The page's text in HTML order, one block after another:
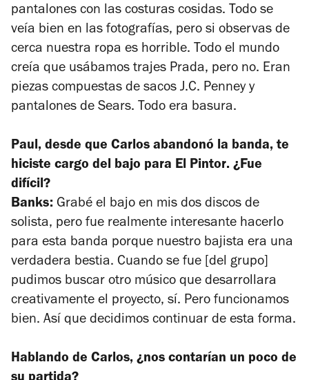
pantalones con las costuras cosidas. Todo se
veía bien en las fotografías, pero si observas de
cerca nuestra ropa es horrible. Todo el mundo
creía que usábamos trajes Prada, pero no. Eran
piezas compuestas de sacos J.C. Penney y
pantalones de Sears. Todo era basura.
Paul, desde que Carlos abandonó la banda, te
hiciste cargo del bajo para El Pintor. ¿Fue
difícil?
Banks: Grabé el bajo en mis dos discos de
solista, pero fue realmente interesante hacerlo
para esta banda porque nuestro bajista era una
verdadera bestia. Cuando se fue [del grupo]
pudimos buscar otro músico que desarrollara
creativamente el proyecto, sí. Pero funcionamos
bien. Así que decidimos continuar de esta forma.
Hablando de Carlos, ¿nos contarían un poco de